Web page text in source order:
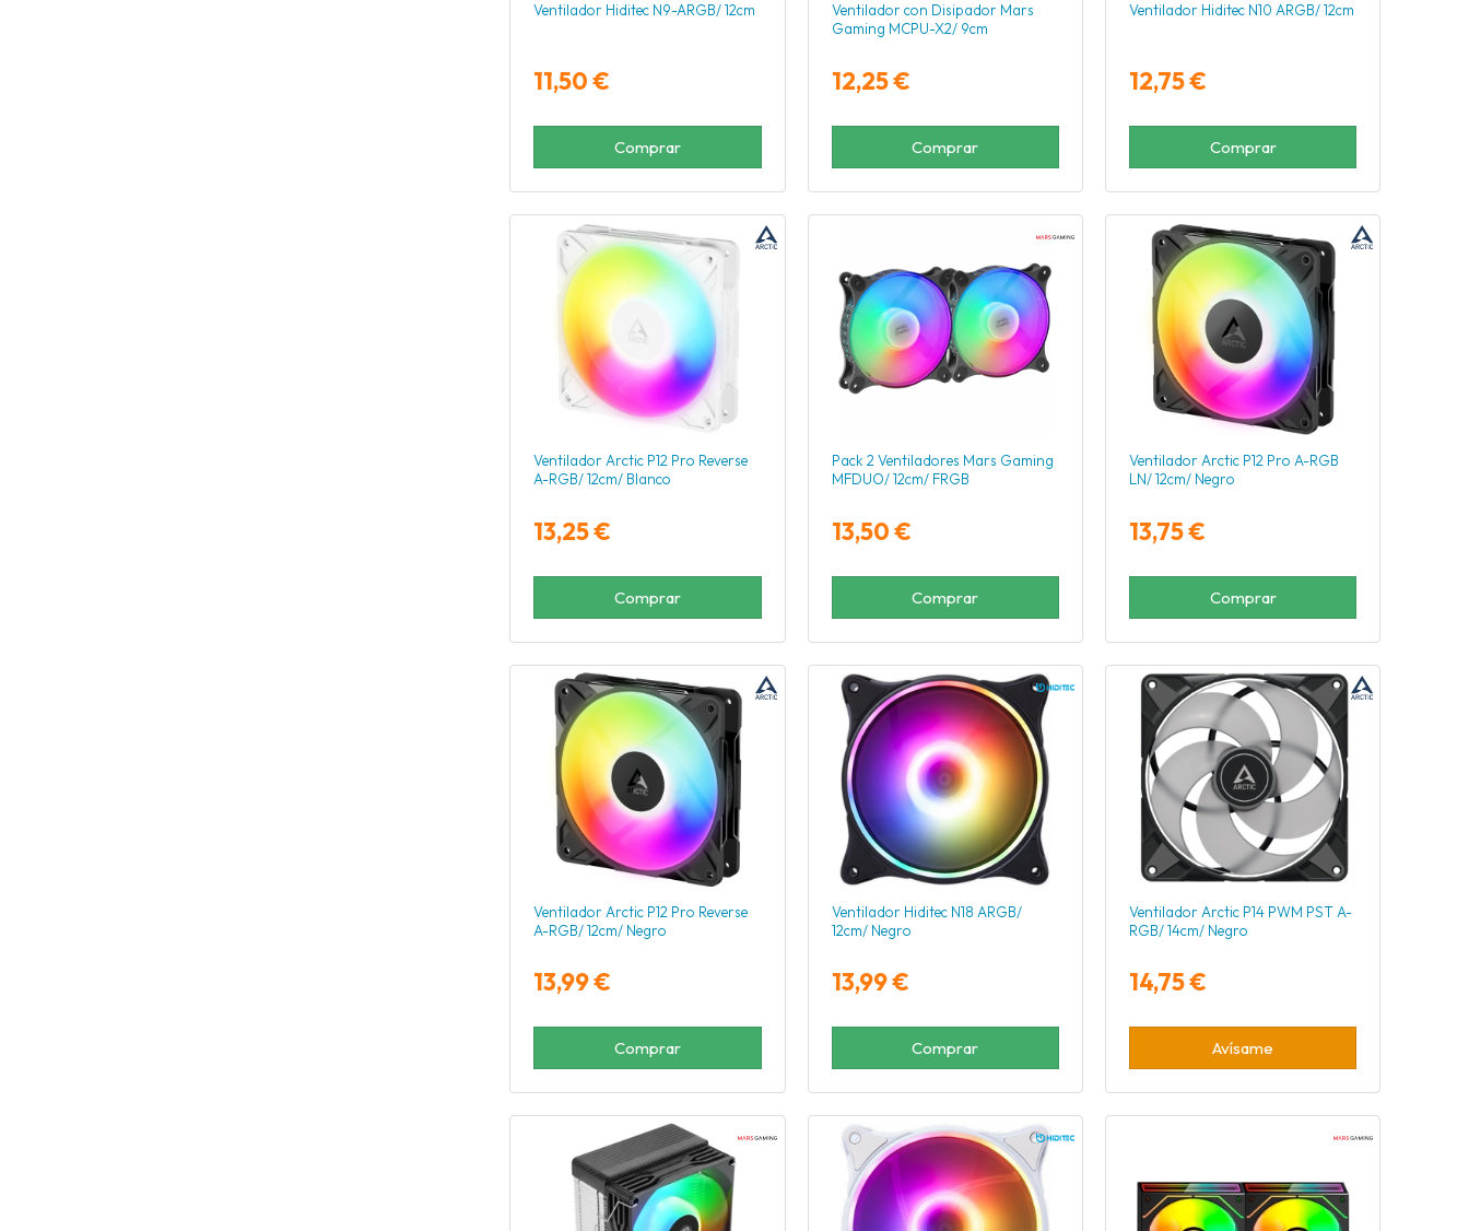
Ventilador Hiditec N9-ARGB/ 12cm
11,50 €
Comprar
Ventilador con Disipador Mars
Gaming MCPU-X2/ 9cm
12,25 €
Comprar
Ventilador Hiditec N10 ARGB/ 12cm
12,75 €
Comprar
Ventilador Arctic P12 Pro Reverse
A-RGB/ 12cm/ Blanco
13,25 €
Comprar
Pack 2 Ventiladores Mars Gaming
MFDUO/ 12cm/ FRGB
13,50 €
Comprar
Ventilador Arctic P12 Pro A-RGB
LN/ 12cm/ Negro
13,75 €
Comprar
Ventilador Arctic P12 Pro Reverse
A-RGB/ 12cm/ Negro
13,99 €
Comprar
Ventilador Hiditec N18 ARGB/
12cm/ Negro
13,99 €
Comprar
Ventilador Arctic P14 PWM PST A-
RGB/ 14cm/ Negro
14,75 €
Avísame